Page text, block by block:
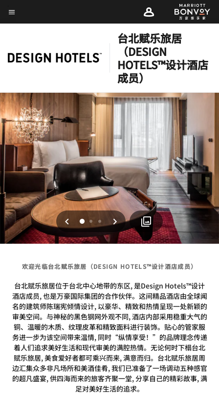
Skip
to菜单文本
台北赋乐旅居
（DESIGN
HOTELS™设计酒店
成员）
上一页
0 1 2 下一页
欢迎光临台北赋乐旅居（DESIGN HOTELS™设计酒店成员）
台北赋乐旅居位于台北中心地带的东区, 是Design Hotels™设计
酒店成员, 也是万豪国际集团的合作伙伴。这间精品酒店由全球闻
名的建筑师陈瑞宪倾情设计, 以豪华、精致和热情呈现一处新颖的
审美空间。与神秘的黑色钢网外观不同, 酒店内部采用稳重大气的
铜、温暖的木质、纹理皮革和精致面料进行装饰。贴心的管家服
务进一步为该空间带来温情, 同时“纵情享受！”的品牌理念传递
着人们追求美好生活和现代审美的满腔热情。无论何时下榻台北
赋乐旅居, 美食爱好者都可乘兴而来, 满意而归。台北赋乐旅居周
边汇集众多非凡场所和美酒佳肴, 我们已准备了一场调动五种感官
的超凡盛宴, 供四海而来的旅客齐聚一堂, 分享自己的精彩故事, 满
足对美好生活的追求。